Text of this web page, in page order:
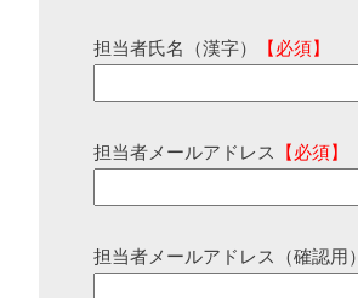
担当者氏名（漢字） 【必須】
担当者メールアドレス 【必須】
担当者メールアドレス（確認用）